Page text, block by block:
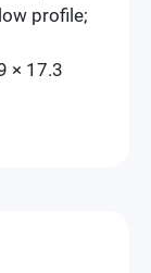
profile;
× 17.3